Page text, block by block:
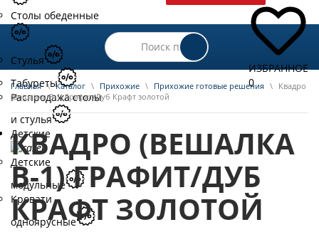
Столы обеденные
Стулья
Табуреты
Распродажа столы
и стулья
Детские
Детские
модульные
Кровати
одноярусные
ИЗБРАННОЕ
0
Главная \ Каталог \ Прихожие \ Прихожие готовые решения \ Квадро
(Вешалка В-1) Графит/Дуб Крафт золотой
КВАДРО (ВЕШАЛКА
В-1) ГРАФИТ/ДУБ
КРАФТ ЗОЛОТОЙ